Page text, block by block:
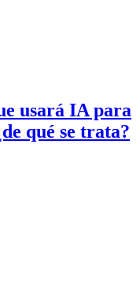
usará IA para
qué se trata?